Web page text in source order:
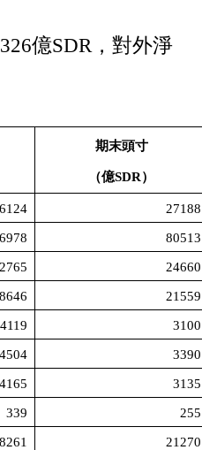
億SDR，對外淨
期末頭寸
（億SDR）
27188
80513
24660
21559
4119 3100
4504 3390
4165 3135
339 255
21270